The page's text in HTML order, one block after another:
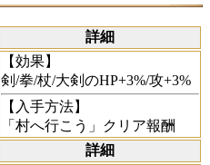
詳細
【効果】
剣/拳/杖/大剣のHP+3%/攻+3%
【入手方法】
「村へ行こう」クリア報酬
詳細